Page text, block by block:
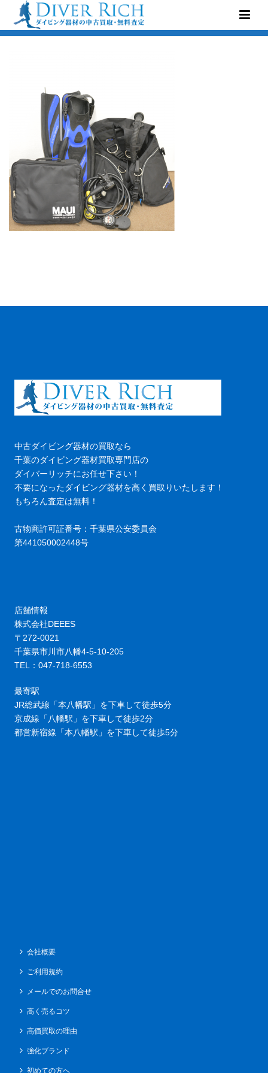
中古ダイビング器材の買取なら
千葉のダイビング器材買取専門店の
ダイバーリッチにお任せ下さい！
不要になったダイビング器材を高く買取りいたします！
もちろん査定は無料！
古物商許可証番号：千葉県公安委員会
第441050002448号
店舗情報
株式会社DEEES
〒272-0021
千葉県市川市八幡4-5-10-205
TEL：047-718-6553
最寄駅
JR総武線「本八幡駅」を下車して徒歩5分
京成線「八幡駅」を下車して徒歩2分
都営新宿線「本八幡駅」を下車して徒歩5分
会社概要
ご利用規約
メールでのお問合せ
高く売るコツ
高価買取の理由
強化ブランド
初めての方へ